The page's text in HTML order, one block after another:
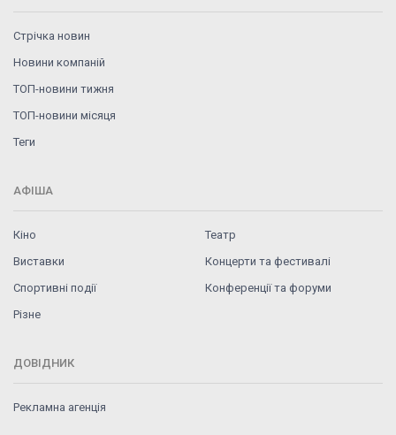
Стрічка новин
Новини компаній
ТОП-новини тижня
ТОП-новини місяця
Теги
АФІША
Кіно
Театр
Виставки
Концерти та фестивалі
Спортивні події
Конференції та форуми
Різне
ДОВІДНИК
Рекламна агенція